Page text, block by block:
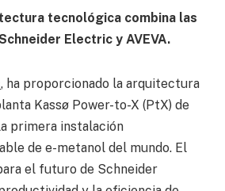
tecnológica combina las
Electric y AVEVA.
, ha proporcionado la arquitectura
Kassø Power-to-X (PtX) de
primera instalación
de e-metanol del mundo. El
el futuro de Schneider